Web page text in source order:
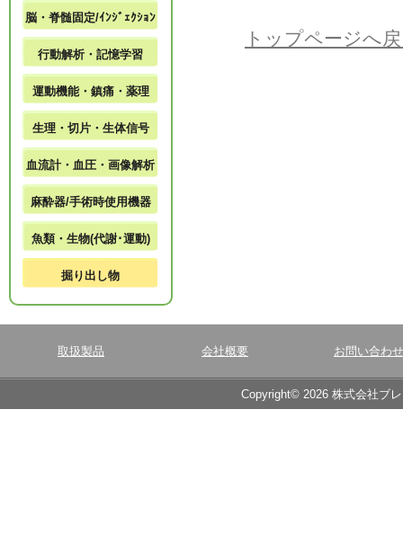
トップページへ
脳・脊髄固定/ｲﾝｼﾞｪｸｼｮﾝ
行動解析・記憶学習
運動機能・鎮痛・薬理
生理・切片・生体信号
血流計・血圧・画像解析
麻酔器/手術時使用機器
魚類・生物(代謝･運動)
掘り出し物
取扱製品 会社概要 お問い合わせ
Copyright© 2026 株式会社ブ